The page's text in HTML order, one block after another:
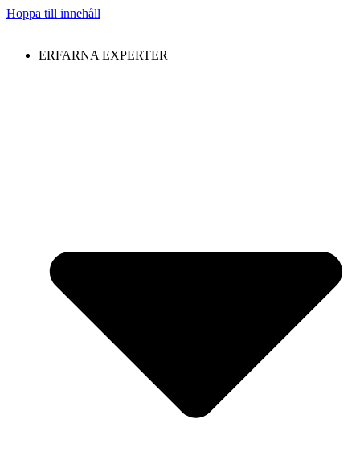
Hoppa till innehåll
ERFARNA EXPERTER